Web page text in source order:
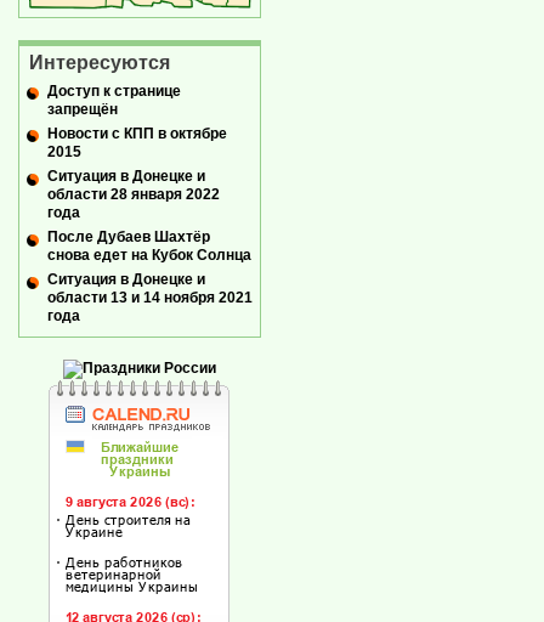
Интересуются
Доступ к странице
запрещён
Новости с КПП в октябре
2015
Ситуация в Донецке и
области 28 января 2022
года
После Дубаев Шахтёр
снова едет на Кубок Солнца
Ситуация в Донецке и
области 13 и 14 ноября 2021
года